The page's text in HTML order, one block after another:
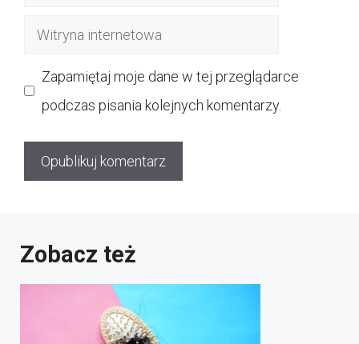
Witryna
Zapamiętaj moje dane w tej przeglądarce
podczas pisania kolejnych komentarzy.
Zobacz też